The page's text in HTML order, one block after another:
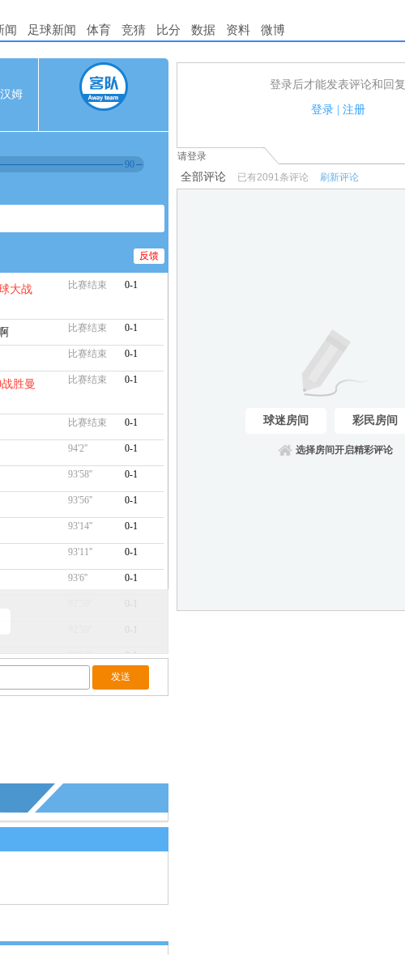
闻 足球新闻 体育 竞猜 比分 数据 资料 微博
姆
90
反馈
大战
比赛结束 0-1
比赛结束 0-1
比赛结束 0-1
胜曼
比赛结束 0-1
比赛结束 0-1
94'2'' 0-1
93'58'' 0-1
93'56'' 0-1
93'14'' 0-1
93'11'' 0-1
93'6'' 0-1
92'56'' 0-1
0-1
登录后才能发表评论和回复
登录| 注册
1.电脑端新用户可以发表评论了！
请登录
全部评论 已有2091条评论 刷新评论
球迷房间 彩民房间
选择房间开启精彩评论